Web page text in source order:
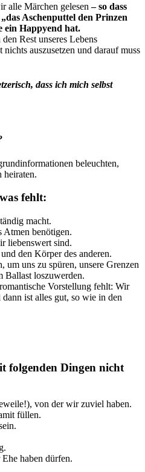
alle Märchen gelesen– so dass
Aschenputtel den Prinzen
ein Happyend hat.
Rest unseres Lebens
auszusetzen und darauf muss
dass ich mich selbst
beleuchten,
fehlt:
macht.
benötigen.
liebenswert sind.
den Körper des anderen.
um uns zu spüren, unsere Grenzen
Ballast loszuwerden.
Vorstellung fehlt: Wir
ist alles gut, so wie in den
folgenden Dingen nicht
von der wir zuviel haben.
füllen.
haben dürfen.